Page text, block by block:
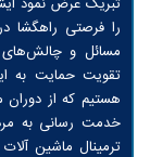
را فرصتی
مسائل و چالش‌های
تقویت حمایت به
هستیم که از
خدمت رسانی به